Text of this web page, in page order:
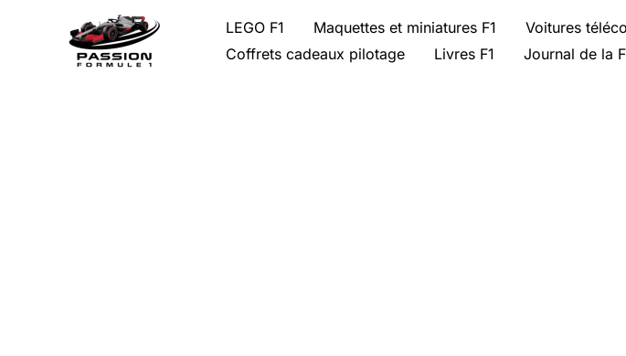
LEGO F1 Maquettes et miniatures F1 Voitures
Coffrets cadeaux pilotage
Livres F1 Journal de la